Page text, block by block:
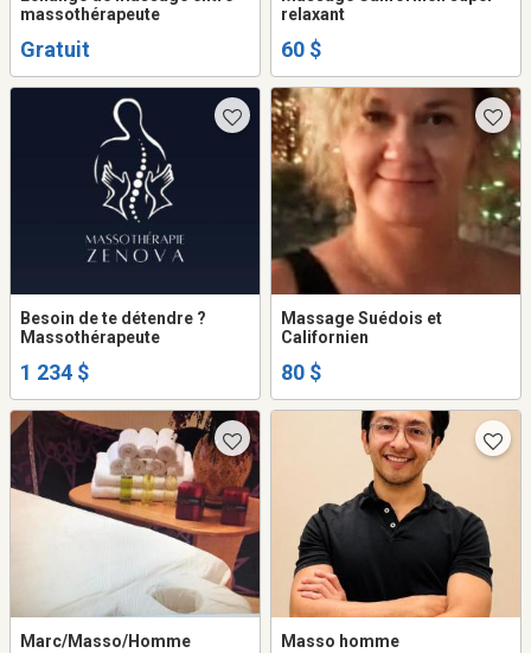
massothérapeute
Gratuit
relaxant
60 $
Besoin de te détendre ?
Massothérapeute
1 234 $
Massage Suédois et
Californien
80 $
Marc/Masso/Homme Masso homme